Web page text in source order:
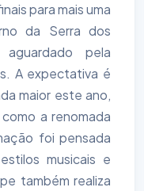
para mais uma
da Serra dos
pela
A expectativa é
maior este ano,
a renomada
foi pensada
musicais e
também realiza